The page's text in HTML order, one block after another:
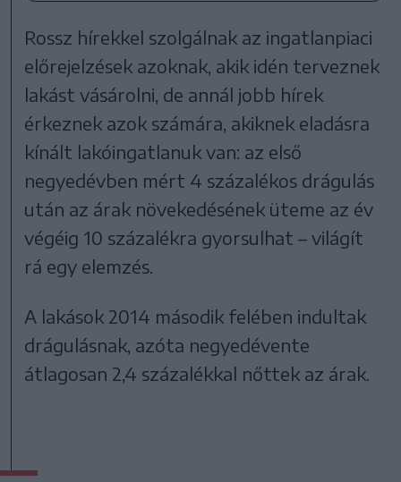
Rossz hírekkel szolgálnak az ingatlanpiaci
előrejelzések azoknak, akik idén terveznek
lakást vásárolni, de annál jobb hírek
érkeznek azok számára, akiknek eladásra
kínált lakóingatlanuk van: az első
negyedévben mért 4 százalékos drágulás
után az árak növekedésének üteme az év
végéig 10 százalékra gyorsulhat – világít
rá egy elemzés.
A lakások 2014 második felében indultak
drágulásnak, azóta negyedévente
átlagosan 2,4 százalékkal nőttek az árak.